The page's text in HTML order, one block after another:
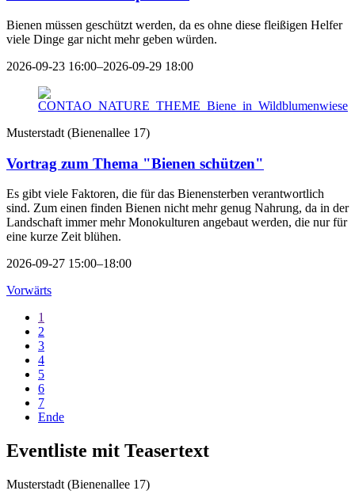
Bienen müssen geschützt werden, da es ohne diese fleißigen Helfer
viele Dinge gar nicht mehr geben würden.
2026-09-23 16:00–2026-09-29 18:00
Musterstadt (Bienenallee 17)
Vortrag zum Thema "Bienen schützen"
Es gibt viele Faktoren, die für das Bienensterben verantwortlich
sind. Zum einen finden Bienen nicht mehr genug Nahrung, da in der
Landschaft immer mehr Monokulturen angebaut werden, die nur für
eine kurze Zeit blühen.
2026-09-27 15:00–18:00
Vorwärts
1
2
3
4
5
6
7
Ende
Eventliste mit Teasertext
Musterstadt (Bienenallee 17)